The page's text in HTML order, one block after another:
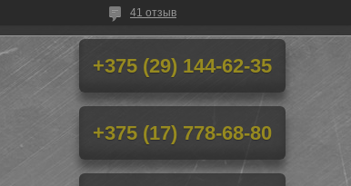
41 отзыв
+375 (29) 144-62-35
+375 (17) 778-68-80